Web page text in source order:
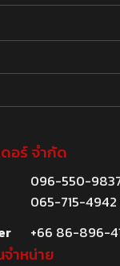
อร์ จำกัด
096-550-
065-715-
+66 86-896-
จำหน่าย